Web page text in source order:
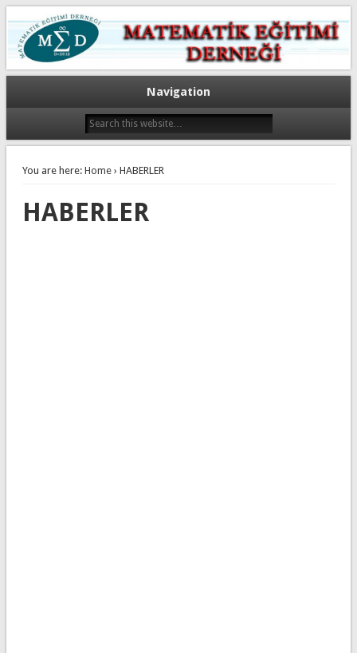
Navigation
You are here: Home› HABERLER
HABERLER